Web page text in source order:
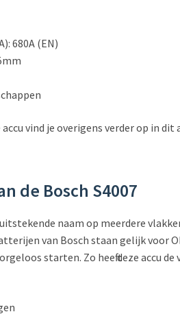
680A (EN)
vind je overigens verder op in dit
de Bosch S4007
naam op meerdere
van Bosch staan gelijk voor
starten. Zo heeft deze accu